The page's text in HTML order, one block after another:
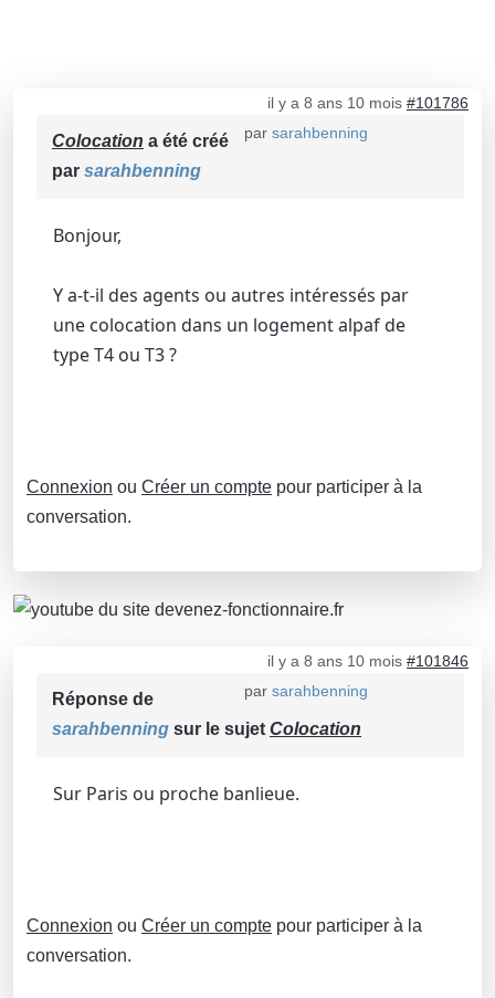
il y a 8 ans 10 mois #101786
par sarahbenning
Colocation a été créé
par sarahbenning
Bonjour,
Y a-t-il des agents ou autres intéressés par
une colocation dans un logement alpaf de
type T4 ou T3 ?
Connexion ou Créer un compte pour participer à la
conversation.
il y a 8 ans 10 mois #101846
par sarahbenning
Réponse de
sarahbenning sur le sujet Colocation
Sur Paris ou proche banlieue.
Connexion ou Créer un compte pour participer à la
conversation.